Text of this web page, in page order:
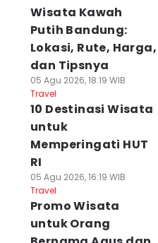
Wisata Kawah
Putih Bandung:
Lokasi, Rute, Harga,
dan Tipsnya
05 Agu 2026, 18:19 WIB
Travel
10 Destinasi Wisata
untuk
Memperingati HUT
RI
05 Agu 2026, 16:19 WIB
Travel
Promo Wisata
untuk Orang